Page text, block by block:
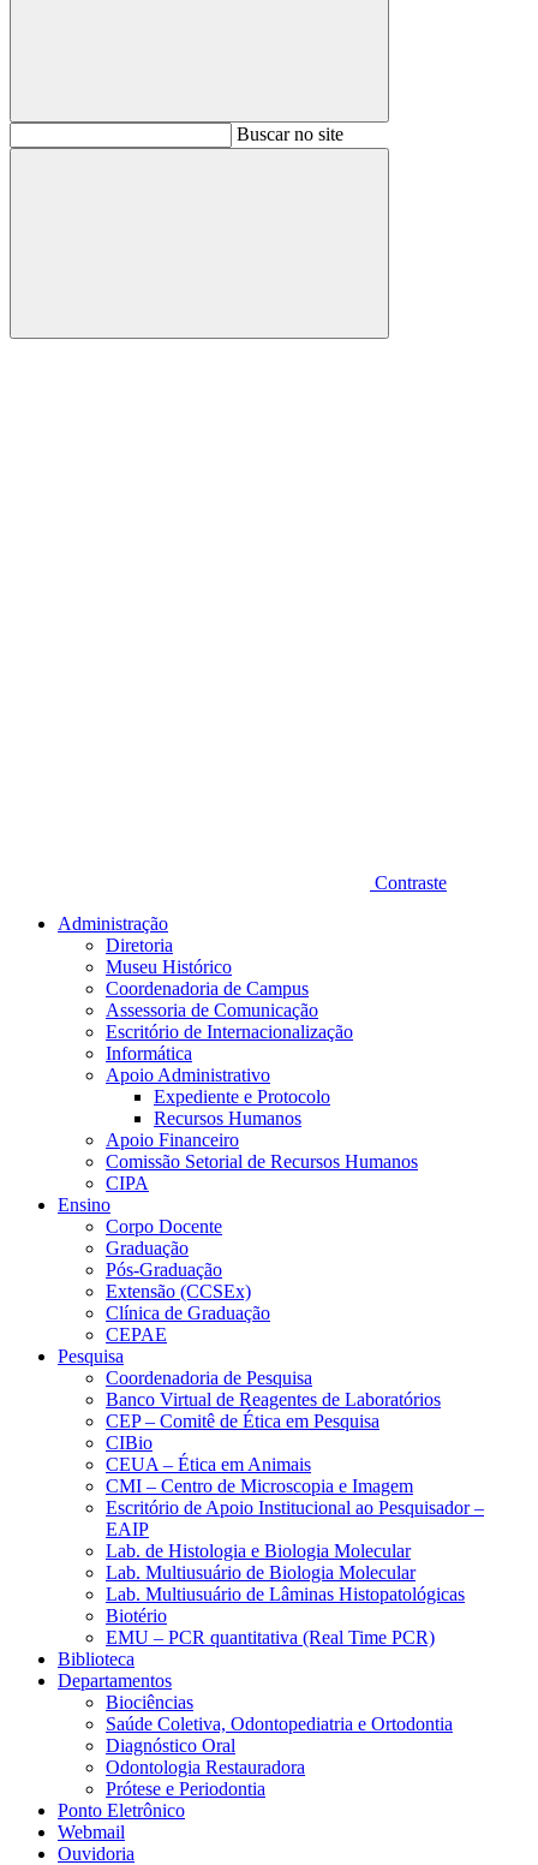
BuscarBuscar no site
Buscar
Contraste
Administração
Diretoria
Museu Histórico
Coordenadoria de Campus
Assessoria de Comunicação
Escritório de Internacionalização
Informática
Apoio Administrativo
Expediente e Protocolo
Recursos Humanos
Apoio Financeiro
Comissão Setorial de Recursos Humanos
CIPA
Ensino
Corpo Docente
Graduação
Pós-Graduação
Extensão (CCSEx)
Clínica de Graduação
CEPAE
Pesquisa
Coordenadoria de Pesquisa
Banco Virtual de Reagentes de Laboratórios
CEP – Comitê de Ética em Pesquisa
CIBio
CEUA – Ética em Animais
CMI – Centro de Microscopia e Imagem
Escritório de Apoio Institucional ao Pesquisador –
EAIP
Lab. de Histologia e Biologia Molecular
Lab. Multiusuário de Biologia Molecular
Lab. Multiusuário de Lâminas Histopatológicas
Biotério
EMU – PCR quantitativa (Real Time PCR)
Biblioteca
Departamentos
Biociências
Saúde Coletiva, Odontopediatria e Ortodontia
Diagnóstico Oral
Odontologia Restauradora
Prótese e Periodontia
Ponto Eletrônico
Webmail
Ouvidoria